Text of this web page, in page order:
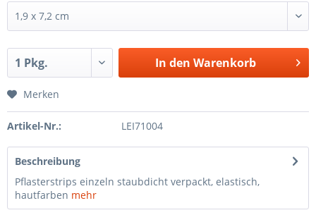
In den Warenkorb
Merken
Artikel-Nr.: LEI71004
Beschreibung
Pflasterstrips einzeln staubdicht verpackt, elastisch,
hautfarben mehr